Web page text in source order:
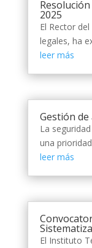
2025
El Rector
legales, ha
leer más
Gestión de
La
una
leer más
El Instituto